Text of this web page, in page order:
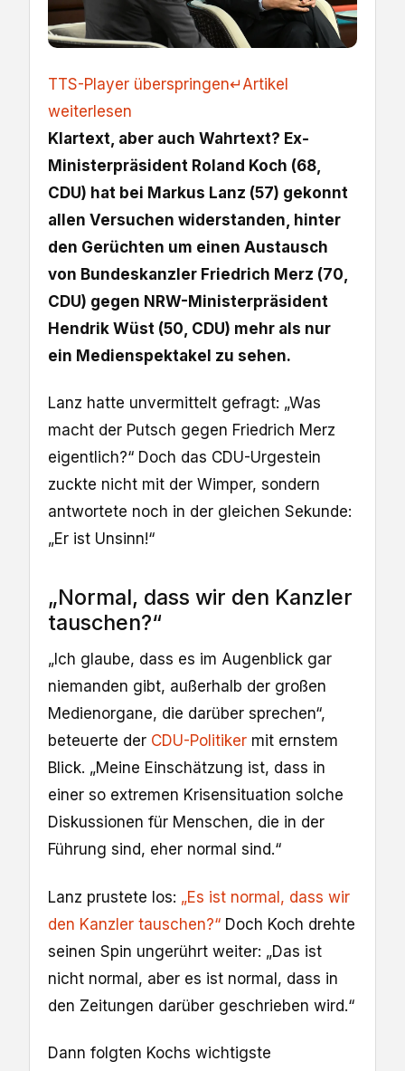
TTS-Player überspringen↵Artikel
weiterlesen
Klartext, aber auch Wahrtext? Ex-
Ministerpräsident Roland Koch (68,
CDU) hat bei Markus Lanz (57) gekonnt
allen Versuchen widerstanden, hinter
den Gerüchten um einen Austausch
von Bundeskanzler Friedrich Merz (70,
CDU) gegen NRW-Ministerpräsident
Hendrik Wüst (50, CDU) mehr als nur
ein Medienspektakel zu sehen.
Lanz hatte unvermittelt gefragt: „Was
macht der Putsch gegen Friedrich Merz
eigentlich?“ Doch das CDU-Urgestein
zuckte nicht mit der Wimper, sondern
antwortete noch in der gleichen Sekunde:
„Er ist Unsinn!“
„Normal, dass wir den Kanzler
tauschen?“
„Ich glaube, dass es im Augenblick gar
niemanden gibt, außerhalb der großen
Medienorgane, die darüber sprechen“,
beteuerte der CDU-Politiker mit ernstem
Blick. „Meine Einschätzung ist, dass in
einer so extremen Krisensituation solche
Diskussionen für Menschen, die in der
Führung sind, eher normal sind.“
Lanz prustete los: „Es ist normal, dass wir
den Kanzler tauschen?“ Doch Koch drehte
seinen Spin ungerührt weiter: „Das ist
nicht normal, aber es ist normal, dass in
den Zeitungen darüber geschrieben wird.“
Dann folgten Kochs wichtigste